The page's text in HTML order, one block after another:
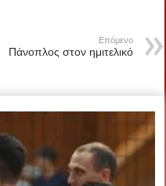
Επόμενο
Πάνοπλος στον ημιτελικό